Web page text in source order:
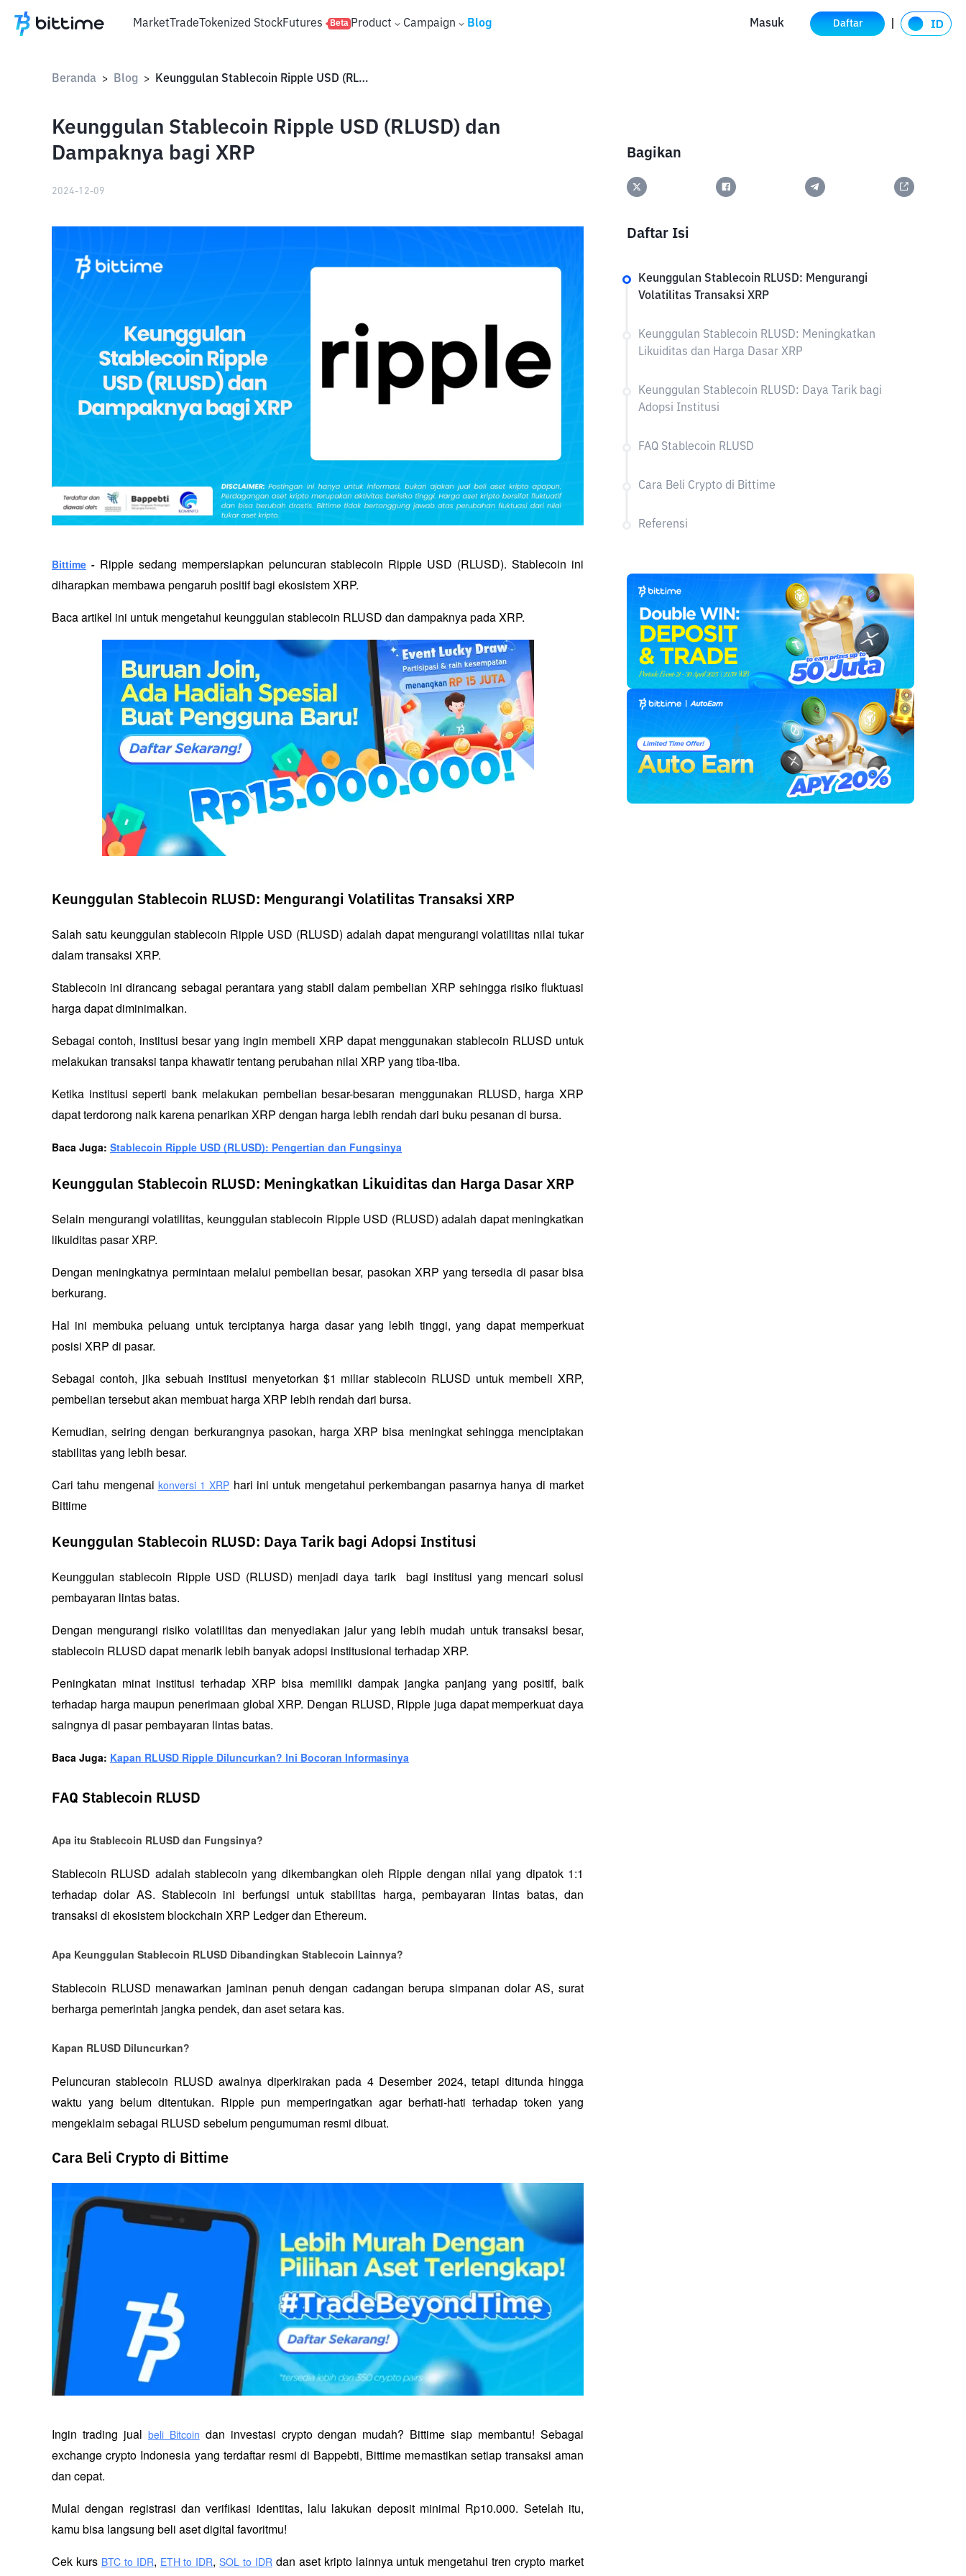
MarketTradeTokenized StockFutures Beta Product Campaign Blog Masuk Daftar
Beranda > Blog > Keunggulan Stablecoin Ripple USD (RLUSD) dan Dampaknya bagi XRP
Keunggulan Stablecoin Ripple USD (RLUSD) dan
Dampaknya bagi XRP
2024-12-09
Bittime - Ripple sedang mempersiapkan peluncuran stablecoin Ripple USD (RLUSD). Stablecoin ini
diharapkan membawa pengaruh positif bagi ekosistem XRP.
Baca artikel ini untuk mengetahui keunggulan stablecoin RLUSD dan dampaknya pada XRP.
Keunggulan Stablecoin RLUSD: Mengurangi Volatilitas Transaksi XRP
Salah satu keunggulan stablecoin Ripple USD (RLUSD) adalah dapat mengurangi volatilitas nilai tukar
dalam transaksi XRP.
Stablecoin ini dirancang sebagai perantara yang stabil dalam pembelian XRP sehingga risiko fluktuasi
harga dapat diminimalkan.
Sebagai contoh, institusi besar yang ingin membeli XRP dapat menggunakan stablecoin RLUSD untuk
melakukan transaksi tanpa khawatir tentang perubahan nilai XRP yang tiba-tiba.
Ketika institusi seperti bank melakukan pembelian besar-besaran menggunakan RLUSD, harga XRP
dapat terdorong naik karena penarikan XRP dengan harga lebih rendah dari buku pesanan di bursa.
Baca Juga: Stablecoin Ripple USD (RLUSD): Pengertian dan Fungsinya
Keunggulan Stablecoin RLUSD: Meningkatkan Likuiditas dan Harga Dasar XRP
Selain mengurangi volatilitas, keunggulan stablecoin Ripple USD (RLUSD) adalah dapat meningkatkan
likuiditas pasar XRP.
Dengan meningkatnya permintaan melalui pembelian besar, pasokan XRP yang tersedia di pasar bisa
berkurang.
Hal ini membuka peluang untuk terciptanya harga dasar yang lebih tinggi, yang dapat memperkuat
posisi XRP di pasar.
Sebagai contoh, jika sebuah institusi menyetorkan $1 miliar stablecoin RLUSD untuk membeli XRP,
pembelian tersebut akan membuat harga XRP lebih rendah dari bursa.
Kemudian, seiring dengan berkurangnya pasokan, harga XRP bisa meningkat sehingga menciptakan
stabilitas yang lebih besar.
Cari tahu mengenai konversi 1 XRP hari ini untuk mengetahui perkembangan pasarnya hanya di market
Bittime
Keunggulan Stablecoin RLUSD: Daya Tarik bagi Adopsi Institusi
Keunggulan stablecoin Ripple USD (RLUSD) menjadi daya tarik  bagi institusi yang mencari solusi
pembayaran lintas batas.
Dengan mengurangi risiko volatilitas dan menyediakan jalur yang lebih mudah untuk transaksi besar,
stablecoin RLUSD dapat menarik lebih banyak adopsi institusional terhadap XRP.
Peningkatan minat institusi terhadap XRP bisa memiliki dampak jangka panjang yang positif, baik
terhadap harga maupun penerimaan global XRP. Dengan RLUSD, Ripple juga dapat memperkuat daya
saingnya di pasar pembayaran lintas batas.
Baca Juga: Kapan RLUSD Ripple Diluncurkan? Ini Bocoran Informasinya
FAQ Stablecoin RLUSD
Apa itu Stablecoin RLUSD dan Fungsinya?
Stablecoin RLUSD adalah stablecoin yang dikembangkan oleh Ripple dengan nilai yang dipatok 1:1
terhadap dolar AS. Stablecoin ini berfungsi untuk stabilitas harga, pembayaran lintas batas, dan
transaksi di ekosistem blockchain XRP Ledger dan Ethereum.
Apa Keunggulan Stablecoin RLUSD Dibandingkan Stablecoin Lainnya?
Stablecoin RLUSD menawarkan jaminan penuh dengan cadangan berupa simpanan dolar AS, surat
berharga pemerintah jangka pendek, dan aset setara kas.
Kapan RLUSD Diluncurkan?
Peluncuran stablecoin RLUSD awalnya diperkirakan pada 4 Desember 2024, tetapi ditunda hingga
waktu yang belum ditentukan. Ripple pun memperingatkan agar berhati-hati terhadap token yang
mengeklaim sebagai RLUSD sebelum pengumuman resmi dibuat.
Cara Beli Crypto di Bittime
Ingin trading jual beli Bitcoin dan investasi crypto dengan mudah? Bittime siap membantu! Sebagai
exchange crypto Indonesia yang terdaftar resmi di Bappebti, Bittime memastikan setiap transaksi aman
dan cepat.
Mulai dengan registrasi dan verifikasi identitas, lalu lakukan deposit minimal Rp10.000. Setelah itu,
kamu bisa langsung beli aset digital favoritmu!
Cek kurs BTC to IDR, ETH to IDR, SOL to IDR dan aset kripto lainnya untuk mengetahui tren crypto market
Bagikan
Daftar Isi
Keunggulan Stablecoin RLUSD: Mengurangi
Volatilitas Transaksi XRP
Keunggulan Stablecoin RLUSD: Meningkatkan
Likuiditas dan Harga Dasar XRP
Keunggulan Stablecoin RLUSD: Daya Tarik bagi
Adopsi Institusi
FAQ Stablecoin RLUSD
Cara Beli Crypto di Bittime
Referensi